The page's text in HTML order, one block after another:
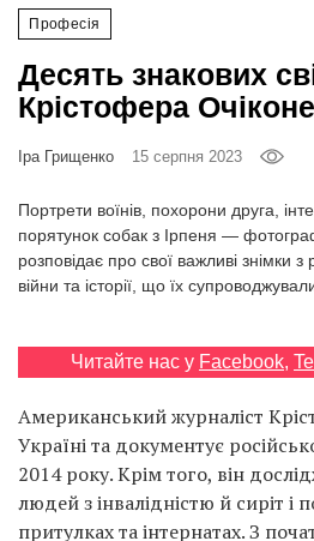
EN
RU
Професія
Десять знакових
Крістофера Очіконе
Іра Грищенко 15 серпня 2023
Портрети воїнів, похорони друга,
порятунок собак з Ірпеня —
розповідає про свої важливі знімки з
війни та історії, що їх
Читайте нас у Facebook,
Американський журналіст
Україні та документує
2014 року. Крім того, він
людей з інвалідністю й сиріт і
притулках та інтернатах. З